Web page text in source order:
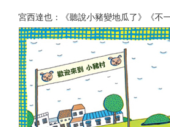
宮西達也：《聽說小豬變地瓜了》《不